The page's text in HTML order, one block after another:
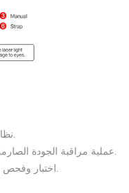
1) مصنع مع ISO9001: 2015 نظام إدارة الجودة.
2) عملية مراقبة الجودة الصارمة من المواد إلى المنتجات النهائية وحزمة.
3) 100 ٪ اختبار وفحص أداء المنتجات وحزمة قبل التسليم.